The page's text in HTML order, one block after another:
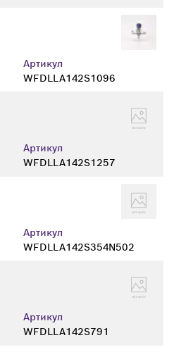
Артикул
WFDLLA142S1096
Артикул
WFDLLA142S1257
Артикул
WFDLLA142S354N502
Артикул
WFDLLA142S791